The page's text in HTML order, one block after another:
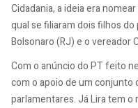
Cidadania, a ideia era
qual se filiaram dois filhos
Bolsonaro (RJ) e o vereador
Com o anúncio do PT feito
com o apoio de um conjunto
parlamentares. Já Lira tem